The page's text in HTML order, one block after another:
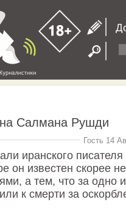
Салмана Рушди
Гость 14
иранского
он известен скорее
а тем, что за одно
к смерти за